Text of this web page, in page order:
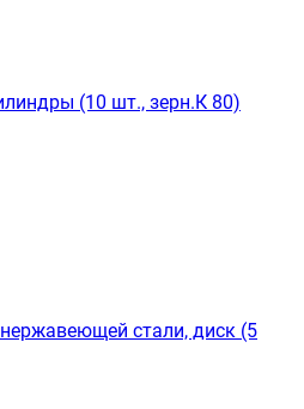
(10 шт., зерн.К 80)
стали, диск (5